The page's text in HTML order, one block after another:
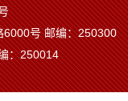
6000号 邮编：250300
：250014